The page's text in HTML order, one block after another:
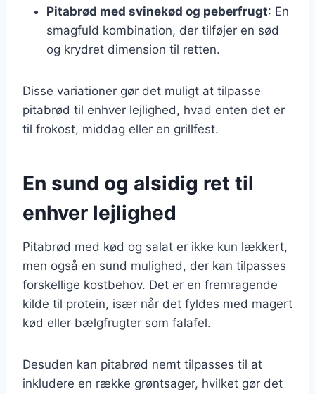
Pitabrød med svinekød og peberfrugt: En
smagfuld kombination, der tilføjer en sød
og krydret dimension til retten.
Disse variationer gør det muligt at tilpasse
pitabrød til enhver lejlighed, hvad enten det er
til frokost, middag eller en grillfest.
En sund og alsidig ret til
enhver lejlighed
Pitabrød med kød og salat er ikke kun lækkert,
men også en sund mulighed, der kan tilpasses
forskellige kostbehov. Det er en fremragende
kilde til protein, især når det fyldes med magert
kød eller bælgfrugter som falafel.
Desuden kan pitabrød nemt tilpasses til at
inkludere en række grøntsager, hvilket gør det